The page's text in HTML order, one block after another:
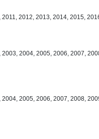
2012, 2013, 2014, 2015,
2004, 2005, 2006, 2007,
2005, 2006, 2007, 2008,